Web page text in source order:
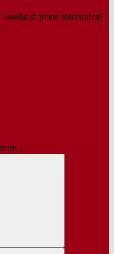
di posta elettronica!